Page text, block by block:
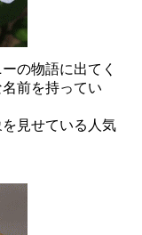
の物語に出てく
前を持ってい
見せている人気